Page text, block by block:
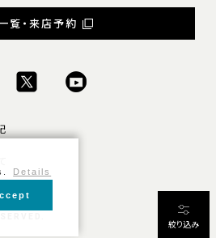
絞り込み
覧・来店予約
Details